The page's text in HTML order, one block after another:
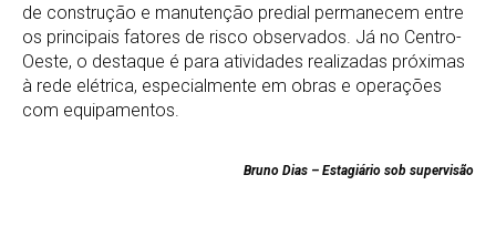
de construção e manutenção predial permanecem entre
os principais fatores de risco observados. Já no Centro-
Oeste, o destaque é para atividades realizadas próximas
à rede elétrica, especialmente em obras e operações
com equipamentos.
Bruno Dias – Estagiário sob supervisão